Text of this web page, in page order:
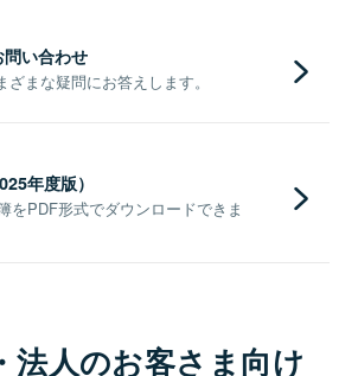
い合わせ
まな疑問にお答えします。
年度版）
をPDF形式でダウンロードできま
法人のお客さま向け